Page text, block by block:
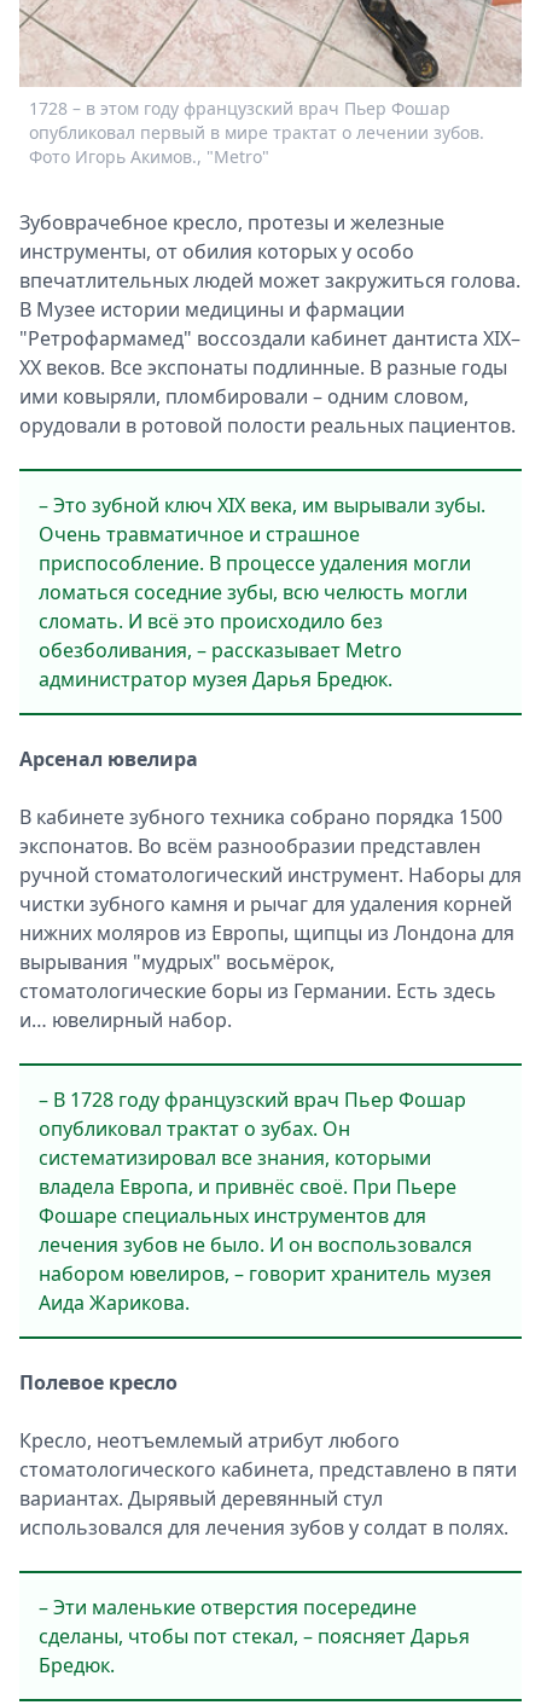
1728 – в этом году французский врач Пьер Фошар
опубликовал первый в мире трактат о лечении зубов.
Фото Игорь Акимов., "Metro"
Зубоврачебное кресло, протезы и железные
инструменты, от обилия которых у особо
впечатлительных людей может закружиться голова.
В Музее истории медицины и фармации
"Ретрофармамед" воссоздали кабинет дантиста XIX–
XX веков. Все экспонаты подлинные. В разные годы
ими ковыряли, пломбировали – одним словом,
орудовали в ротовой полости реальных пациентов.
– Это зубной ключ XIX века, им вырывали зубы.
Очень травматичное и страшное
приспособление. В процессе удаления могли
ломаться соседние зубы, всю челюсть могли
сломать. И всё это происходило без
обезболивания, – рассказывает Metro
администратор музея Дарья Бредюк.
Арсенал ювелира
В кабинете зубного техника собрано порядка 1500
экспонатов. Во всём разнообразии представлен
ручной стоматологический инструмент. Наборы для
чистки зубного камня и рычаг для удаления корней
нижних моляров из Европы, щипцы из Лондона для
вырывания "мудрых" восьмёрок,
стоматологические боры из Германии. Есть здесь
и… ювелирный набор.
– В 1728 году французский врач Пьер Фошар
опубликовал трактат о зубах. Он
систематизировал все знания, которыми
владела Европа, и привнёс своё. При Пьере
Фошаре специальных инструментов для
лечения зубов не было. И он воспользовался
набором ювелиров, – говорит хранитель музея
Аида Жарикова.
Полевое кресло
Кресло, неотъемлемый атрибут любого
стоматологического кабинета, представлено в пяти
вариантах. Дырявый деревянный стул
использовался для лечения зубов у солдат в полях.
– Эти маленькие отверстия посередине
сделаны, чтобы пот стекал, – поясняет Дарья
Бредюк.